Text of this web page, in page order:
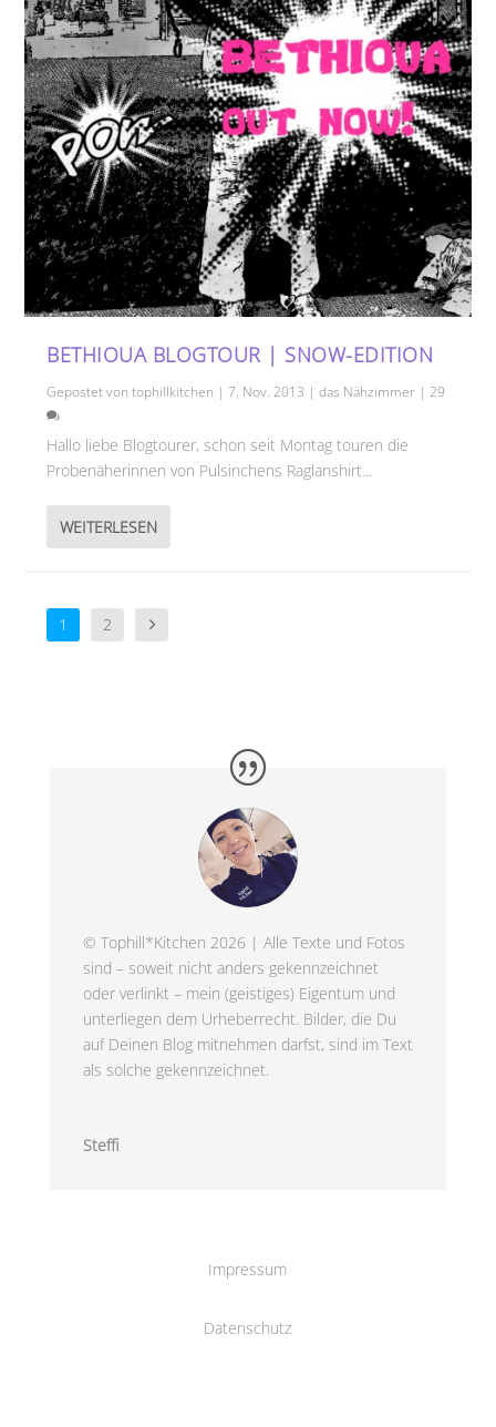
BETHIOUA BLOGTOUR | SNOW-EDITION
Gepostet vontophillkitchen |7. Nov. 2013 |das Nähzimmer |29
Hallo liebe Blogtourer, schon seit Montag touren die
Probenäherinnen von Pulsinchens Raglanshirt...
WEITERLESEN
1 2
© Tophill*Kitchen 2026 | Alle Texte und Fotos
sind – soweit nicht anders gekennzeichnet
oder verlinkt – mein (geistiges) Eigentum und
unterliegen dem Urheberrecht. Bilder, die Du
auf Deinen Blog mitnehmen darfst, sind im Text
als solche gekennzeichnet.
Steffi
Impressum
Datenschutz